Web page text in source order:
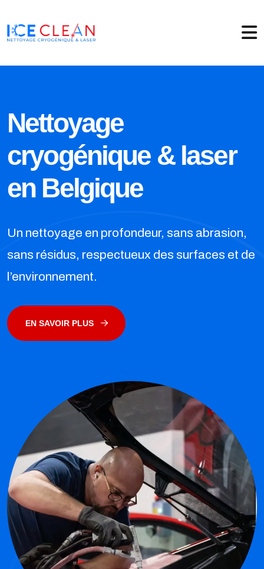
Nettoyage
cryogénique & laser
en Belgique
Un nettoyage en profondeur, sans abrasion,
sans résidus, respectueux des surfaces et de
l’environnement.
EN SAVOIR PLUS